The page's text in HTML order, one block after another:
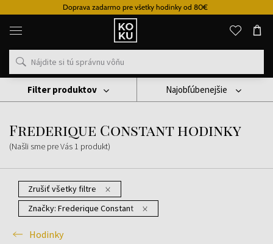
Doprava zadarmo pre všetky hodinky od 80€
Originálne
parfémy
hodinky
na
mieste
Hodinky
Frederique Constant Hodinky
Frederique Constant hodinky
(Našli sme pre Vás 1 produkt)
Najobľúbenejšie
Zrušiť všetky filtre
Značky: Frederique Constant
Hodinky
Filter produktov